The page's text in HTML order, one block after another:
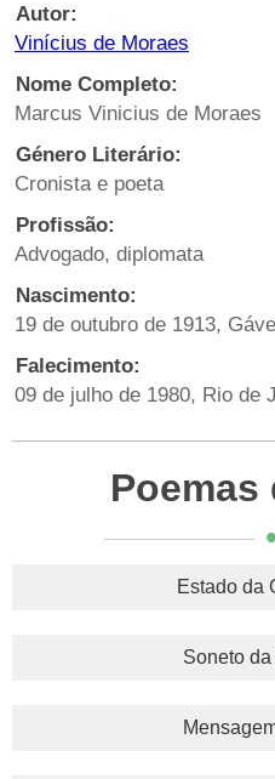
Autor:
Vinícius de Moraes
Nome Completo:
Marcus Vinicius de Moraes
Género Literário:
Cronista e poeta
Profissão:
Advogado, diplomata
Nascimento:
19 de outubro de 1913,
Falecimento:
09 de julho de 1980, Rio de
Estado da
Soneto